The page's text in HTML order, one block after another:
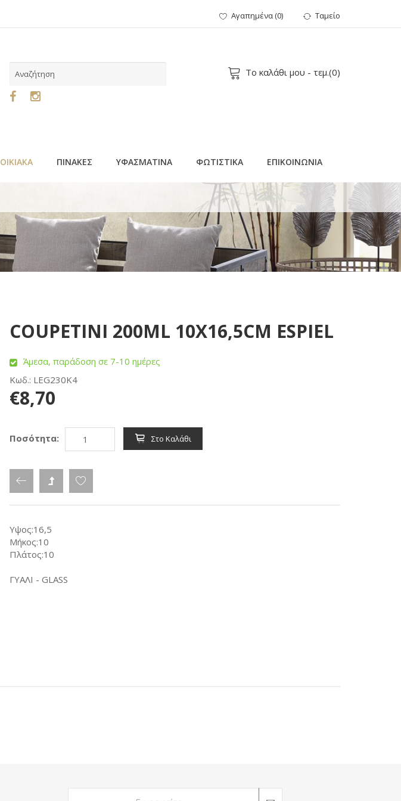
Αγαπημένα(0) Ταμείο
Το καλάθι μου - τεμ.(0)
ΟΙΚΙΑΚΑ ΠΙΝΑΚΕΣ ΥΦΑΣΜΑΤΙΝΑ ΦΩΤΙΣΤΙΚΑ ΕΠΙΚΟΙΝΩΝΙΑ
COUPETINI 200ML 10X16,5CM ESPIEL
Άμεσα, παράδοση σε 7-10 ημέρες
Κωδ.: LEG230K4
€8,70
Ποσότητα: Στο Καλάθι
Υψος:16,5
Μήκος:10
Πλάτος:10
ΓΥΑΛΙ - GLASS